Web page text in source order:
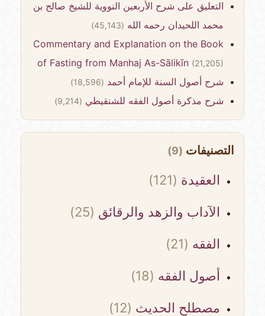
التعليق على شرح الأربعين النووية للشيخ صالح بن
محمد اللحيدان رحمه الله(45,143)
Commentary and Explanation on the Book
of Fasting from Manhaj As-Sālikīn(21,205)
شرح أصول السنة للإمام أحمد(18,596)
شرح مذكرة أصول الفقه للشنقيطي (9,214)
التصنيفات(9)
العقيدة(121)
الآداب والزهد والرقائق(25)
الفقه(21)
أصول الفقه(18)
مصطلح الحديث(12)